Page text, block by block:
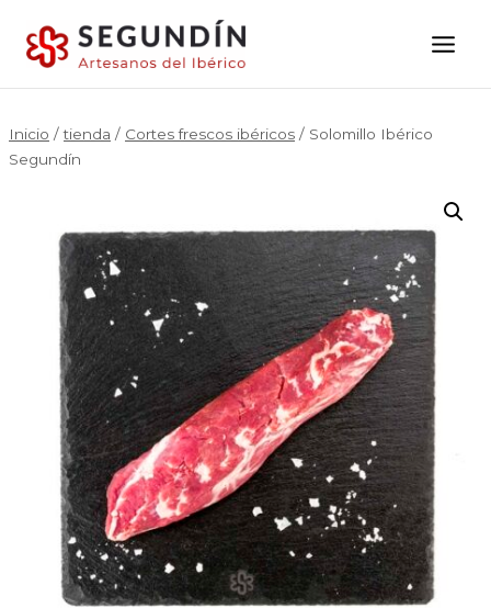
contenido
Inicio / tienda / Cortes frescos ibéricos / Solomillo Ibérico
Segundín